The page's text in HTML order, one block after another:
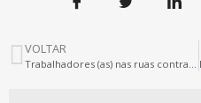
VOLTAR
Trabalhadores (as) nas ruas contra o ajuste de Dilma e o desmonte de Jatene